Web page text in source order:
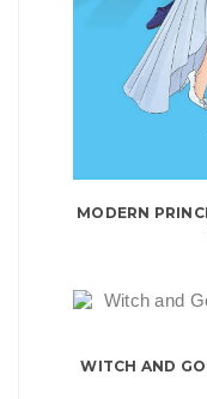
MODERN
WITCH AND